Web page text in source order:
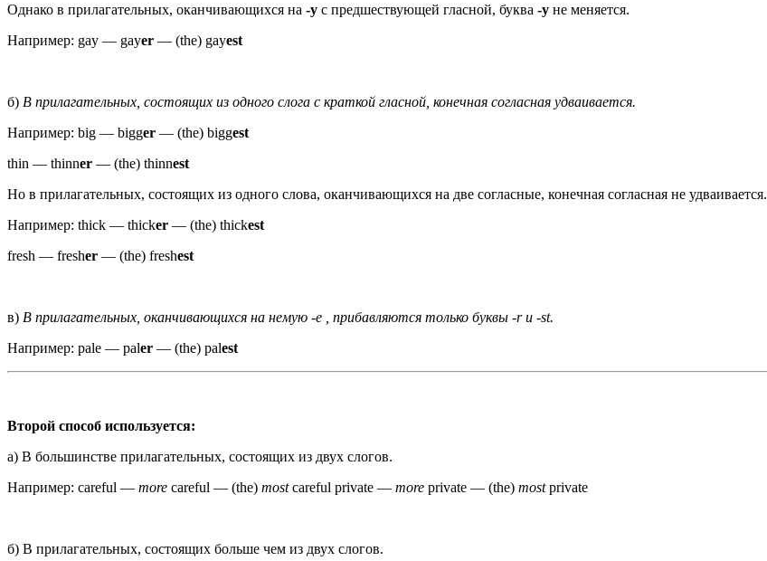
Однако в прилагательных, оканчивающихся на -у с предшествующей гласной, буква -у не меняется.
Например: gay — gayer — (the) gayest
б) В прилагательных, состоящих из одного слога с краткой гласной, конечная согласная удваивается.
Например: big — bigger — (the) biggest
thin — thinner — (the) thinnest
Но в прилагательных, состоящих из одного слова, оканчивающихся на две согласные, конечная согласная не удваивается.
Например: thick — thicker — (the) thickest
fresh — fresher — (the) freshest
в) В прилагательных, оканчивающихся на немую -e , прибавляются только буквы -r и -st.
Например: pale — paler — (the) palest
Второй способ используется:
а) В большинстве прилагательных, состоящих из двух слогов.
Например: careful — more careful — (the) mostcareful private — more private — (the) mostprivate
б) В прилагательных, состоящих больше чем из двух слогов.